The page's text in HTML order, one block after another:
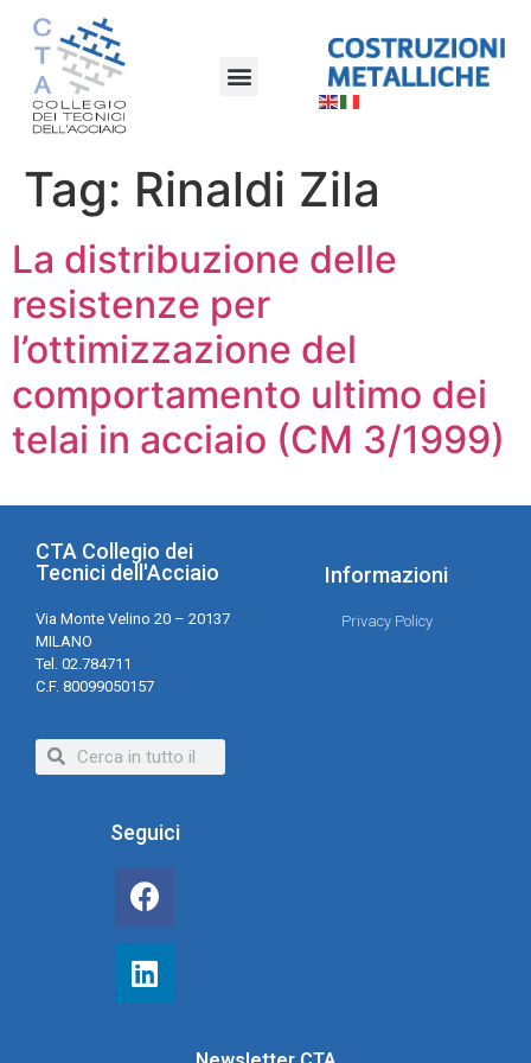
Tag: Rinaldi Zila
La distribuzione delle
resistenze per
l’ottimizzazione del
comportamento ultimo dei
telai in acciaio (CM 3/1999)
CTA Collegio dei
Tecnici dell'Acciaio
Via Monte Velino 20 – 20137
MILANO
Tel. 02.784711
C.F. 80099050157
Informazioni
Privacy Policy
Seguici